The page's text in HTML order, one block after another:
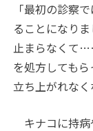
「最初の診察
ることになり
止まらなくて
を処方しても
立ち上がれなく
キナコに持病